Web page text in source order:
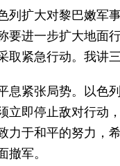
列扩大对黎巴嫩军
要进一步扩大地面
取紧急行动。我讲
息紧张局势。以色
立即停止敌对行动
力于和平的努力，
撤军。